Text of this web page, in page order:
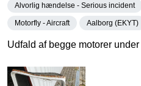
Alvorlig hændelse - Serious incident
Motorfly - Aircraft Aalborg (EKYT)
Udfald af begge motorer